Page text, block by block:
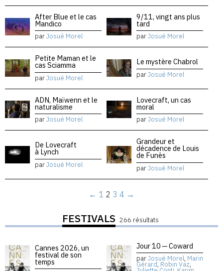
After Blue et le cas
Mandico
parJosué Morel
9/11, vingt ans plus
tard
parJosué Morel
Petite Maman et le
cas Sciamma
parJosué Morel
Le mystère Chabrol
parJosué Morel
ADN, Maïwenn et le
naturalisme
parJosué Morel
Lovecraft, un cas
moral
parJosué Morel
De Lovecraft
à Lynch
parJosué Morel
Grandeur et
décadence de Louis
de Funès
parJosué Morel
← 1 2 3 4 →
FESTIVALS 266 résultats
Cannes 2026, un
festival de son
temps
Jour 10 — Coward
parJosué Morel, Marin
Gérard, Robin Vaz,